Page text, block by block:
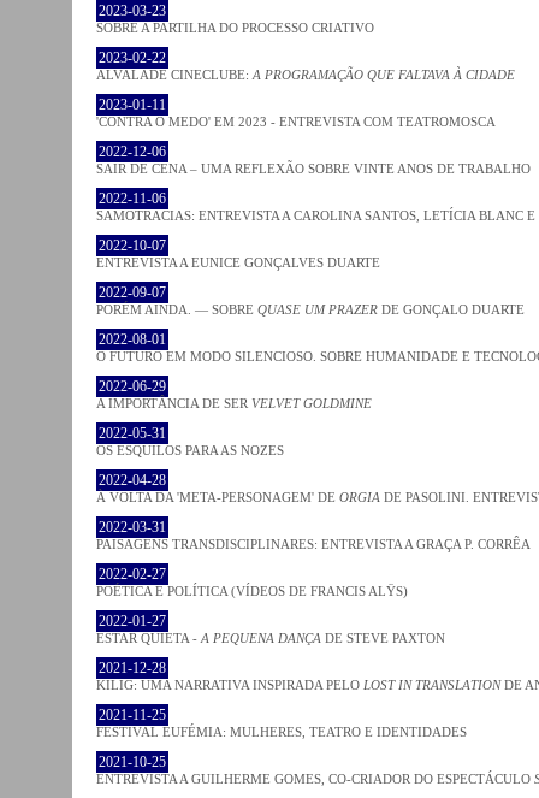
2023-03-23
SOBRE A PARTILHA DO PROCESSO CRIATIVO
2023-02-22
ALVALADE CINECLUBE: A PROGRAMAÇÃO QUE FALTAVA À CIDADE
2023-01-11
'CONTRA O MEDO' EM 2023 - ENTREVISTA COM TEATROMOSCA
2022-12-06
SAIR DE CENA – UMA REFLEXÃO SOBRE VINTE ANOS DE TRABALHO
2022-11-06
SAMOTRACIAS: ENTREVISTA A CAROLINA SANTOS, LETÍCIA BLANC
2022-10-07
ENTREVISTA A EUNICE GONÇALVES DUARTE
2022-09-07
PORÉM AINDA. — SOBRE QUASE UM PRAZER DE GONÇALO DUARTE
2022-08-01
O FUTURO EM MODO SILENCIOSO. SOBRE HUMANIDADE E
2022-06-29
A IMPORTÂNCIA DE SER VELVET GOLDMINE
2022-05-31
OS ESQUILOS PARA AS NOZES
2022-04-28
À VOLTA DA 'META-PERSONAGEM' DE ORGIA DE PASOLINI.
2022-03-31
PAISAGENS TRANSDISCIPLINARES: ENTREVISTA A GRAÇA P. CORRÊA
2022-02-27
POÉTICA E POLÍTICA (VÍDEOS DE FRANCIS ALŸS)
2022-01-27
ESTAR QUIETA - A PEQUENA DANÇA DE STEVE PAXTON
2021-12-28
KILIG: UMA NARRATIVA INSPIRADA PELO LOST IN TRANSLATIONDE
2021-11-25
FESTIVAL EUFÉMIA: MULHERES, TEATRO E IDENTIDADES
2021-10-25
ENTREVISTA A GUILHERME GOMES, CO-CRIADOR DO ESPECTÁCULO